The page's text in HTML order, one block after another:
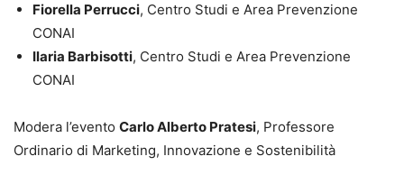
Fiorella Perrucci, Centro Studi e Area Prevenzione
CONAI
Ilaria Barbisotti, Centro Studi e Area Prevenzione
CONAI
Modera l’evento Carlo Alberto Pratesi, Professore
Ordinario di Marketing, Innovazione e Sostenibilità